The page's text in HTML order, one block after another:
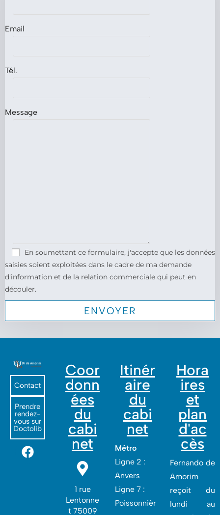
Email
Tél.
Message
En soumettant ce formulaire, j'accepte que les données
saisies soient exploitées dans le cadre de ma demande
d'information et de la relation commerciale qui peut en
découler.
Contact
Prendre
rendez-
vous sur
Doctolib
Coor
donn
ées
du
cabi
net
1 rue
Lentonne
t 75009
Itinér
aire
du
cabi
net
Métro
Ligne 2 :
Anvers
Ligne 7 :
Poissonnièr
Hora
ires
et
plan
d'ac
cès
Fernando de
Amorim
reçoit du
lundi au